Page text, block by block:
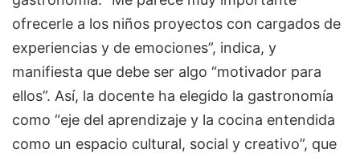
ofrecerle a los niños proyectos con cargados de
experiencias y de emociones”, indica, y
manifiesta que debe ser algo “motivador para
ellos”. Así, la docente ha elegido la gastronomía
como “eje del aprendizaje y la cocina entendida
como un espacio cultural, social y creativo”, que